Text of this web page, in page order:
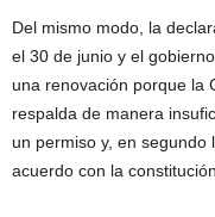
Del mismo modo, la
el 30 de junio y el
una renovación porque la
respalda de manera
un permiso y, en
acuerdo con la